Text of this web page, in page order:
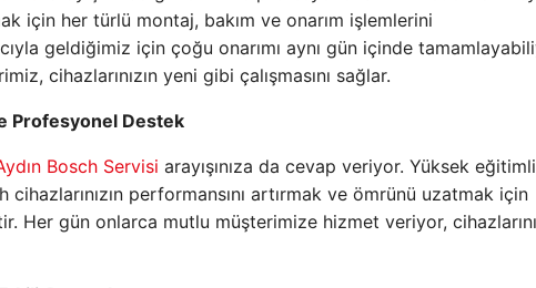
için her türlü montaj, bakım ve onarım işlemlerini
geldiğimiz için çoğu onarımı aynı gün içinde
cihazlarınızın yeni gibi çalışmasını sağlar.
Profesyonel Destek
Bosch Servisi arayışınıza da cevap veriyor. Yüksek
performansını artırmak ve ömrünü uzatmak için
Her gün onlarca mutlu müşterimize hizmet veriyor,